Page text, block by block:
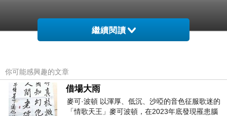
繼續閱讀
你可能感興趣的文章
借場大雨
麥可·波頓 以渾厚、低沉、沙啞的音色征服歌迷的
「情歌天王」麥可波頓，在2023年底發現罹患腦